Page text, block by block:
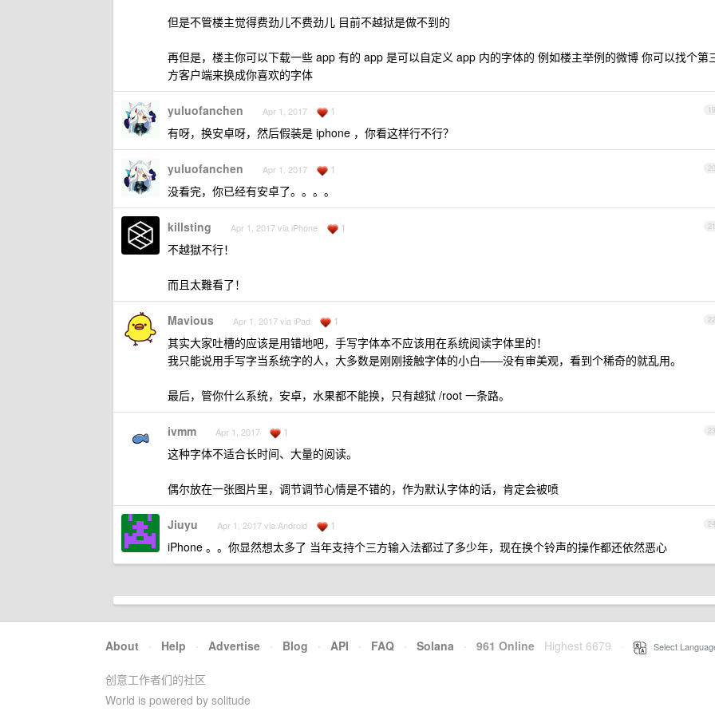
但是不管楼主觉得费劲儿不费劲儿 目前不越狱是做不到的
再但是，楼主你可以下载一些 app 有的 app 是可以自定义 app 内的字体的 例如楼主举例的微博 你可以找个第
方客户端来换成你喜欢的字体
19
yuluofanchen Apr 1, 2017 1
有呀，换安卓呀，然后假装是 iphone ，你看这样行不行？
20
yuluofanchen Apr 1, 2017 1
没看完，你已经有安卓了。。。。
21
killsting Apr 1, 2017 via iPhone 1
不越獄不行！
而且太難看了！
22
Mavious Apr 1, 2017 via iPad 1
其实大家吐槽的应该是用错地吧，手写字体本不应该用在系统阅读字体里的！
我只能说用手写字当系统字的人，大多数是刚刚接触字体的小白——没有审美观，看到个稀奇的就乱用。
最后，管你什么系统，安卓，水果都不能换，只有越狱 /root 一条路。
23
ivmm Apr 1, 2017 1
这种字体不适合长时间、大量的阅读。
偶尔放在一张图片里，调节调节心情是不错的，作为默认字体的话，肯定会被喷
24
Jiuyu Apr 1, 2017 via Android 1
iPhone 。。你显然想太多了 当年支持个三方输入法都过了多少年，现在换个铃声的操作都还依然恶心
About · Help · Advertise · Blog · API · FAQ · Solana · 961 Online Highest 6679 Select
创意工作者们的社区
World is powered by solitude